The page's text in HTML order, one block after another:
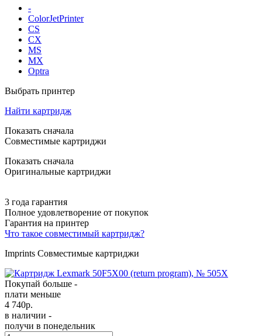
-
ColorJetPrinter
CS
CX
MS
MX
Optra
Выбрать принтер
Найти картридж
Показать сначала
Совместимые картриджи
Показать сначала
Оригинальные картриджи
3 года гарантия
Полное удовлетворение от покупок
Гарантия на принтер
Что такое совместимый картридж?
Imprints Совместимые картриджи
Покупай больше -
плати меньше
4 740р.
в наличии -
получи в понедельник